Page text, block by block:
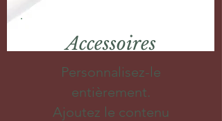
Accessoires
Personnalisez-le
entièrement.
Ajoutez le contenu